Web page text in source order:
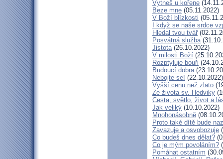
Vytneš u kořene
Beze mne (05.11.2022)
V Boží blízkosti
I když se naše srdce
Hledal tvou tvář
Posvátná služba
Jistota(26.10.2022)
V milosti Boží
Rozptyluje bouři
Budoucí dobra
Nebojte se! (22.10.2022)
Vyšší cenu než zlato
Ze života sv. Hedviky
Cesta, světlo, život a
Jak veliký (10.10.2022)
Mnohonásobně
Proto také dítě bude
Zavazuje a osvobozuje
Co budeš dnes dělat?
Co je mým povoláním?
Pomáhat ostatním